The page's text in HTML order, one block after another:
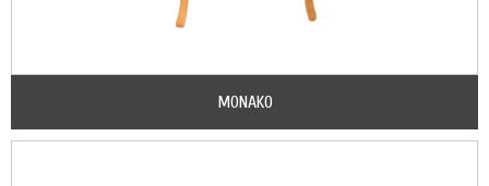
MONAKO